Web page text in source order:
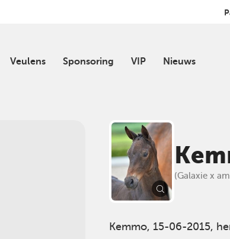
Veulens Sponsoring VIP Nieuws
(Galaxie x
Kemmo, 15-06-2015,